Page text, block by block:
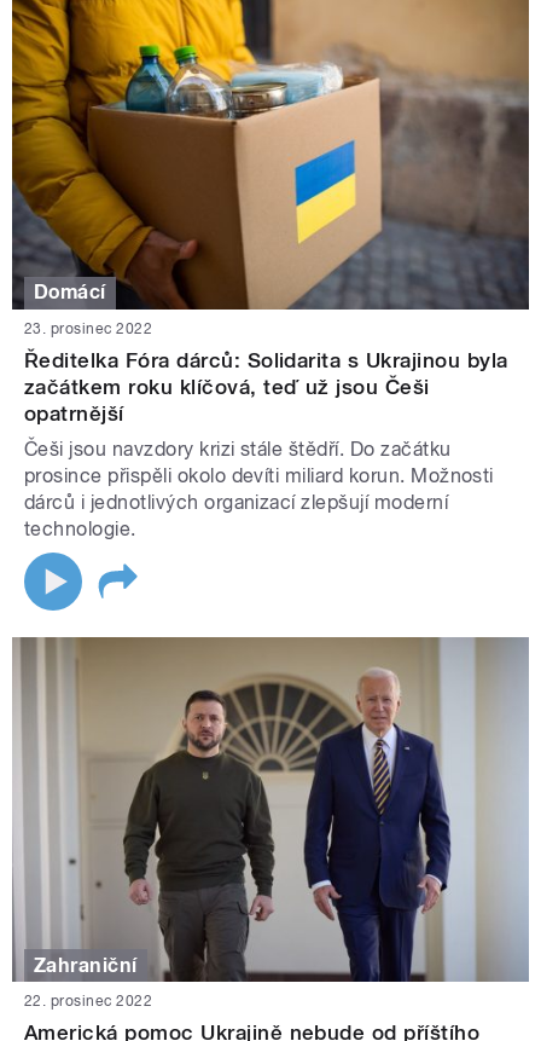
Domácí
23. prosinec 2022
Ředitelka Fóra dárců: Solidarita s Ukrajinou byla
začátkem roku klíčová, teď už jsou Češi
opatrnější
Češi jsou navzdory krizi stále štědří. Do začátku
prosince přispěli okolo devíti miliard korun. Možnosti
dárců i jednotlivých organizací zlepšují moderní
technologie.
Zahraniční
22. prosinec 2022
Americká pomoc Ukrajině nebude od příštího